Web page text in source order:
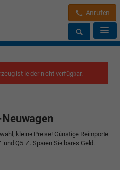
Anrufen
ist leider nicht verfügbar.
kleine Preise! Günstige Reimporte
Q5 ✓. Sparen Sie bares Geld.